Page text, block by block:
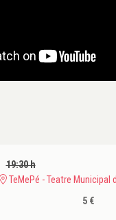
19:30 h
TeMePé - Teatre Municipal
5 €